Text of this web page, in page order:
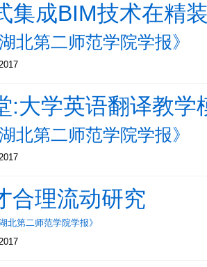
集成BIM技术在精
湖北第二师范学院学报》
:大学英语翻译教学
湖北第二师范学院学报》
合理流动研究
湖北第二师范学院学报》